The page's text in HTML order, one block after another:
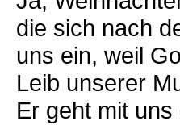
die sich nach
uns ein, weil
Leib unserer
Er geht mit